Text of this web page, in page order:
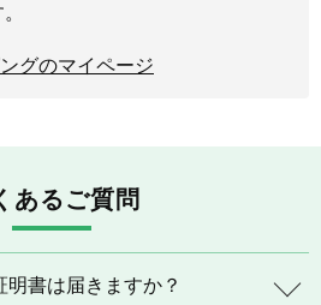
グのマイページ
あるご質問
書は届きますか？